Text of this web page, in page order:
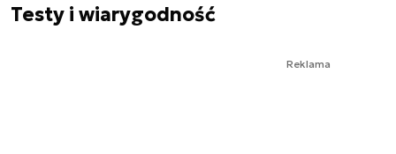
Testy i wiarygodność
Reklama